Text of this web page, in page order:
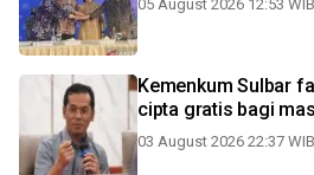
05 August 2026 12:53 WIB
Kemenkum Sulbar
cipta gratis bagi
03 August 2026 22:37 WIB